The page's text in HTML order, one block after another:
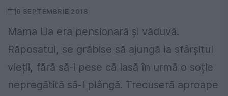
6 SEPTEMBRIE 2018
Mama Lia era pensionară și văduvă.
Răposatul, se grăbise să ajungă la sfârșitul
vieții, fără să-i pese că lasă în urmă o soție
nepregătită să-l plângă. Trecuseră aproape